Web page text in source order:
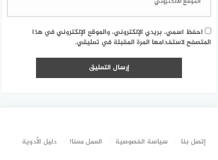
احفظ اسمي، بريدي الإلكتروني، والموقع الإلكتروني في هذا
المتصفح لاستخدامها المرة المقبلة في تعليقي.
إتصل بنا سياسة الخصوصية العمل معنا! دليل الأدوية